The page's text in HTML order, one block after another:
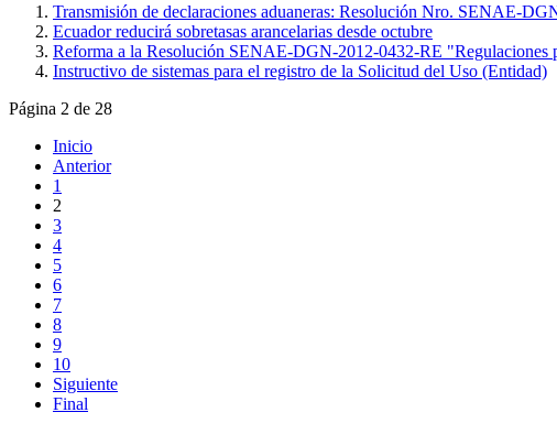
Transmisión de declaraciones aduaneras: Resolución Nro. SENAE-
Ecuador reducirá sobretasas arancelarias desde octubre
Reforma a la Resolución SENAE-DGN-2012-0432-RE "Regulaciones
Instructivo de sistemas para el registro de la Solicitud del Uso (Entidad)
Página 2 de 28
Inicio
Anterior
1
2
3
4
5
6
7
8
9
10
Siguiente
Final